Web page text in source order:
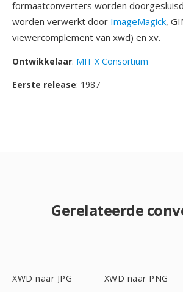
formaatconverters worden
worden verwerkt door ImageMagick,
viewercomplement van xwd) en xv.
Ontwikkelaar: MIT X Consortium
Eerste release: 1987
Gerelateerde
XWD naar JPG XWD naar PNG